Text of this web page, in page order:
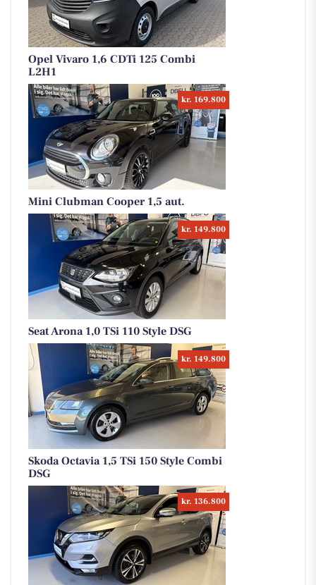
Opel Vivaro 1,6 CDTi 125 Combi
L2H1
kr. 169.800
Mini Clubman Cooper 1,5 aut.
kr. 149.800
Seat Arona 1,0 TSi 110 Style DSG
kr. 149.800
Skoda Octavia 1,5 TSi 150 Style Combi
DSG
kr. 136.800